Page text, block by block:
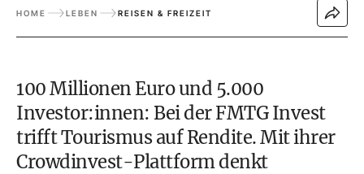
HOME LEBEN REISEN & FREIZEIT
100 Millionen Euro und 5.000
Investor:innen: Bei der FMTG Invest
trifft Tourismus auf Rendite. Mit ihrer
Crowdinvest-Plattform denkt